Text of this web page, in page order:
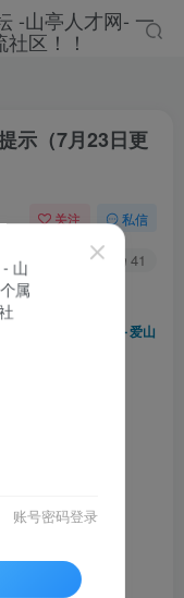
示（7月23日更
关注 私信
124 41
账号密码登录